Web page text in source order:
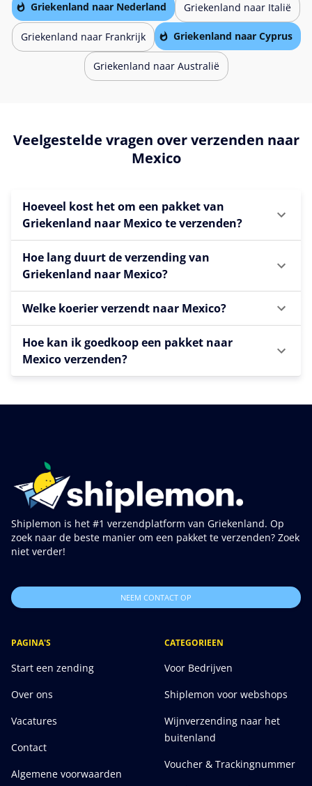
Griekenland naar Nederland Griekenland naar Italië
Griekenland naar Frankrijk Griekenland naar Cyprus
Griekenland naar Australië
Veelgestelde vragen over verzenden naar
Mexico
Hoeveel kost het om een pakket van
Griekenland naar Mexico te verzenden?
Hoe lang duurt de verzending van
Griekenland naar Mexico?
Welke koerier verzendt naar Mexico?
Hoe kan ik goedkoop een pakket naar
Mexico verzenden?
Shiplemon is het #1 verzendplatform van Griekenland. Op
zoek naar de beste manier om een pakket te verzenden? Zoek
niet verder!
NEEM CONTACT OP
PAGINA'S
Start een zending
Over ons
Vacatures
Contact
Algemene voorwaarden
CATEGORIEEN
Voor Bedrijven
Shiplemon voor webshops
Wijnverzending naar het
buitenland
Voucher & Trackingnummer